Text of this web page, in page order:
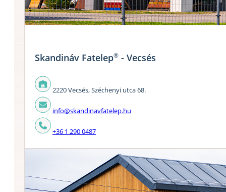
Skandináv Fatelep® - Vecsés
2220 Vecsés, Széchenyi utca 68.
info@skandinavfatelep.hu
+36 1 290 0487